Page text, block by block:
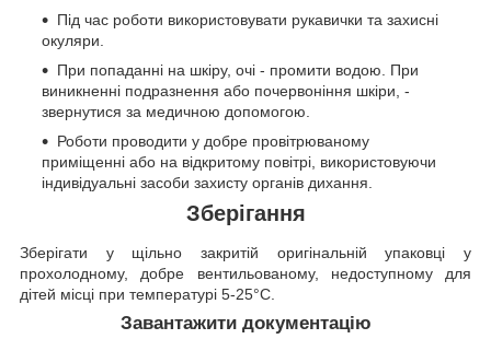
Під час роботи використовувати рукавички та захисні
окуляри.
При попаданні на шкіру, очі - промити водою. При
виникненні подразнення або почервоніння шкіри, -
звернутися за медичною допомогою.
Роботи проводити у добре провітрюваному
приміщенні або на відкритому повітрі, використовуючи
індивідуальні засоби захисту органів дихання.
Зберігання
Зберігати у щільно закритій оригінальній упаковці у
прохолодному, добре вентильованому, недоступному для
дітей місці при температурі 5-25°C.
Завантажити документацію